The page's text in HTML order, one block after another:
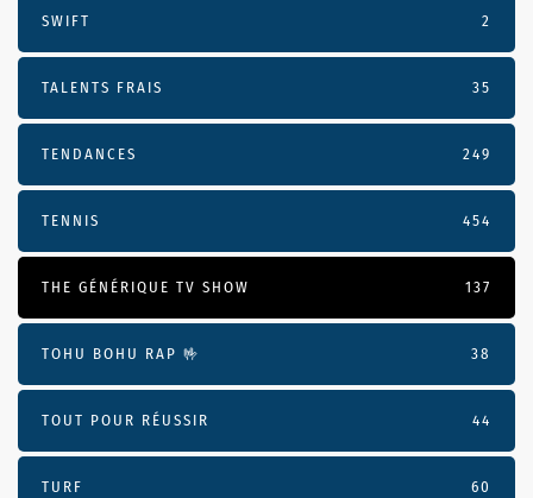
SWIFT 2
TALENTS FRAIS 35
TENDANCES 249
TENNIS 454
THE GÉNÉRIQUE TV SHOW 137
TOHU BOHU RAP 🤟 38
TOUT POUR RÉUSSIR 44
TURF 60